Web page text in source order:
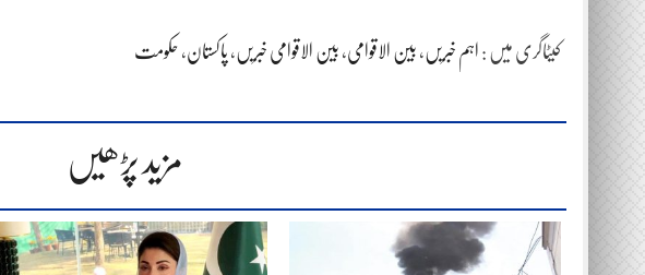
کیٹاگری میں : اہم خبریں ، بین الاقوامی، بین الاقوامی خبریں ، پاکستان، حکومت
مزید پڑھیں